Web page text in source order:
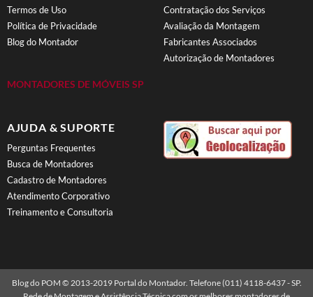
Termos de Uso
Política de Privacidade
Blog do Montador
MONTADORES DE MÓVEIS SP
Contratação dos Serviços
Avaliação da Montagem
Fabricantes Associados
Autorização de Montadores
AJUDA & SUPORTE
Perguntas Frequentes
Busca de Montadores
Cadastro de Montadores
Atendimento Corporativo
Treinamento e Consultoria
Blog do POM © 2013-2019 Portal do Montador. Telefone (011) 4118-6437 - SP.